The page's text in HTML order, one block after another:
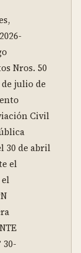
Nros. 50
de julio de
Civil
30 de abril
el
30-